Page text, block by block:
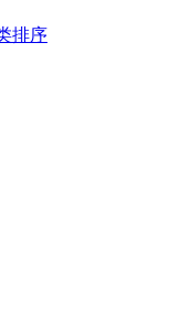
排序